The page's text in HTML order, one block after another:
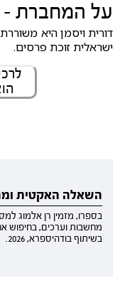
על המחברת -
דורית ויסמן היא
ישראלית זוכת פרסים.
השאלה האקטית
מחשבות וערכים, בחיפוש
בשיתוף בודהיספרא, 2026.